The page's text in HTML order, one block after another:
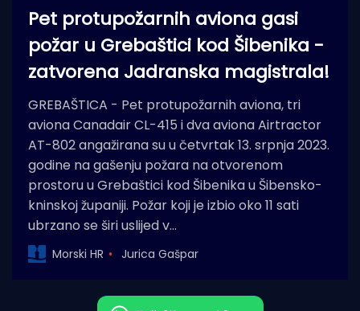
Pet protupožarnih aviona gasi
požar u Grebaštici kod Šibenika -
zatvorena Jadranska magistrala!
GREBAŠTICA - Pet protupožarnih aviona, tri
aviona Canadair CL-415 i dva aviona Airtractor
AT-802 angažirana su u četvrtak 13. srpnja 2023.
godine na gašenju požara na otvorenom
prostoru u Grebaštici kod Šibenika u Šibensko-
kninskoj županiji. Požar koji je izbio oko 11 sati
ubrzano se širi uslijed v…
Morski HR Jurica Gašpar